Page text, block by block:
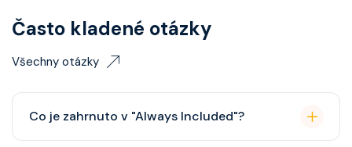
Často kladené otázky
Všechny otázky
Co je zahrnuto v "Always Included"?